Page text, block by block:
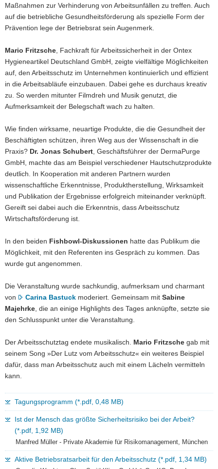
Maßnahmen zur Verhinderung von Arbeitsunfällen zu treffen. Auch
auf die betriebliche Gesundheitsförderung als spezielle Form der
Prävention lege der Betriebsrat sein Augenmerk.
Mario Fritzsche , Fachkraft für Arbeitssicherheit in der Ontex
Hygieneartikel Deutschland GmbH, zeigte vielfältige Möglichkeiten
auf, den Arbeitsschutz im Unternehmen kontinuierlich und effizient
in die Arbeitsabläufe einzubauen. Dabei gehe es durchaus kreativ
zu. So werden mitunter Filmdreh und Musik genutzt, die
Aufmerksamkeit der Belegschaft wach zu halten.
Wie finden wirksame, neuartige Produkte, die die Gesundheit der
Beschäftigten schützen, ihren Weg aus der Wissenschaft in die
Praxis? Dr. Jonas Schubert , Geschäftsführer der DermaPurge
GmbH, machte das am Beispiel verschiedener Hautschutzprodukte
deutlich. In Kooperation mit anderen Partnern wurden
wissenschaftliche Erkenntnisse, Produktherstellung, Wirksamkeit
und Publikation der Ergebnisse erfolgreich miteinander verknüpft.
Gereift sei dabei auch die Erkenntnis, dass Arbeitsschutz
Wirtschaftsförderung ist.
In den beiden Fishbowl-Diskussionen hatte das Publikum die
Möglichkeit, mit den Referenten ins Gespräch zu kommen. Das
wurde gut angenommen.
Die Veranstaltung wurde sachkundig, aufmerksam und charmant
von
Carina Bastuck moderiert. Gemeinsam mit Sabine
Majehrke , die an einige Highlights des Tages anknüpfte, setzte sie
den Schlusspunkt unter die Veranstaltung.
Der Arbeitsschutztag endete musikalisch. Mario Fritzsche gab mit
seinem Song »Der Lutz vom Arbeitsschutz« ein weiteres Beispiel
dafür, dass man Arbeitsschutz auch mit einem Lächeln vermitteln
kann.
Tagungsprogramm (*.pdf, 0,48 MB)
Ist der Mensch das größte Sicherheitsrisiko bei der Arbeit?
(*.pdf, 1,92 MB)
Manfred Müller - Private Akademie für Risikomanagement, München
Aktive Betriebsratsarbeit für den Arbeitsschutz (*.pdf, 1,34 MB)